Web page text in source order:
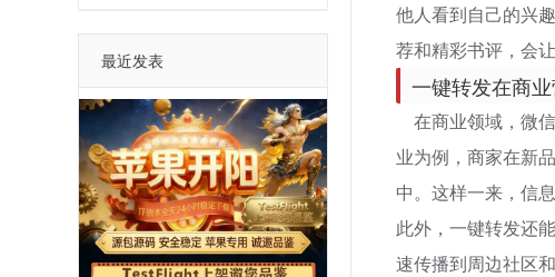
最近发表
他人看到自己的兴
荐和精彩书评，会
一键转发在商
在商业领域，微
业为例，商家在新
中。这样一来，信
此外，一键转发还
速传播到周边社区